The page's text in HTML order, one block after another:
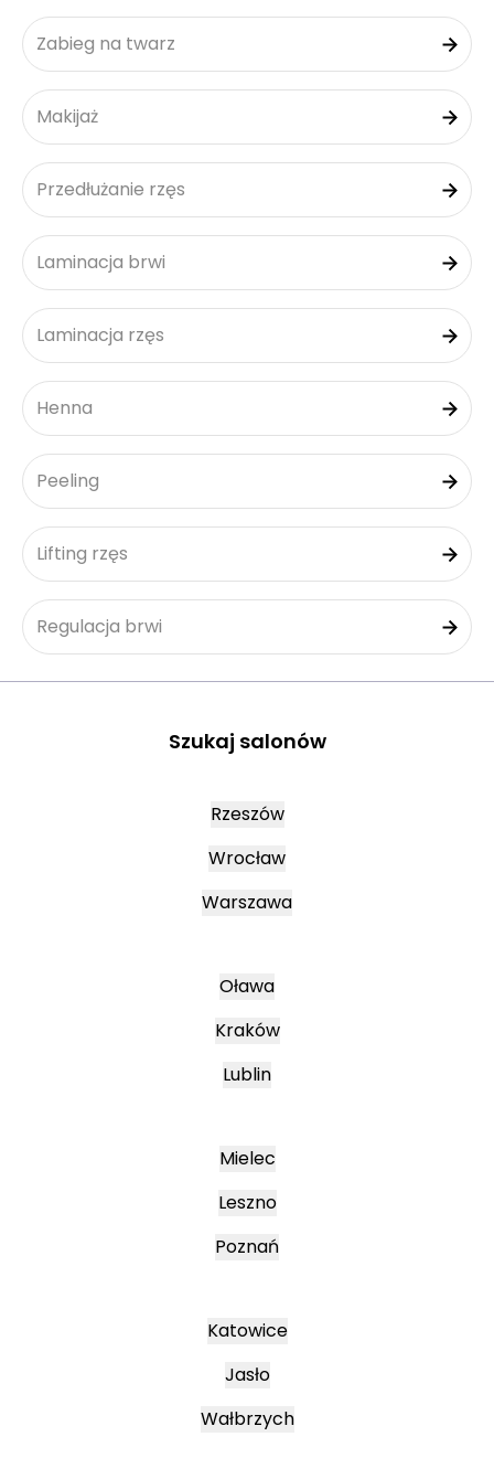
Zabieg na twarz
Makijaż
Przedłużanie rzęs
Laminacja brwi
Laminacja rzęs
Henna
Peeling
Lifting rzęs
Regulacja brwi
Szukaj salonów
Rzeszów
Wrocław
Warszawa
Oława
Kraków
Lublin
Mielec
Leszno
Poznań
Katowice
Jasło
Wałbrzych